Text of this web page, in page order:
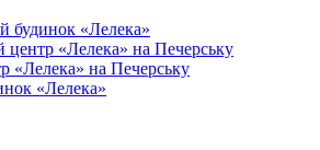
будинок «Лелека»
«Лелека» на Печерську
«Лелека» на Печерську
«Лелека»